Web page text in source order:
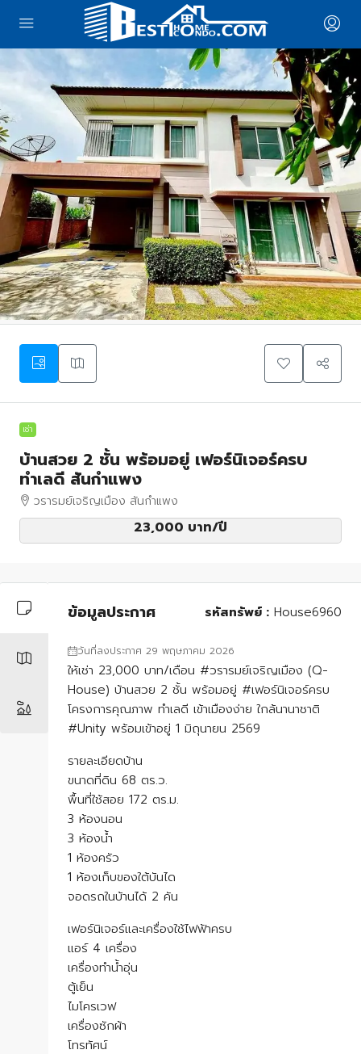
เช่า
บ้านสวย 2 ชั้น พร้อมอยู่ เฟอร์นิเจอร์ครบ
ทำเลดี สันกำแพง
วรารมย์เจริญเมือง สันกำแพง
23,000 บาท/ปี
ข้อมูลประกาศ รหัสทรัพย์ : House6960
วันที่ลงประกาศ 29 พฤษภาคม 2026
ให้เช่า 23,000 บาท/เดือน #วรารมย์เจริญเมือง (Q-
House) บ้านสวย 2 ชั้น พร้อมอยู่ #เฟอร์นิเจอร์ครบ
โครงการคุณภาพ ทำเลดี เข้าเมืองง่าย ใกล้นานาชาติ
#Unity พร้อมเข้าอยู่ 1 มิถุนายน 2569
รายละเอียดบ้าน
ขนาดที่ดิน 68 ตร.ว.
พื้นที่ใช้สอย 172 ตร.ม.
3 ห้องนอน
3 ห้องน้ำ
1 ห้องครัว
1 ห้องเก็บของใต้บันได
จอดรถในบ้านได้ 2 คัน
เฟอร์นิเจอร์และเครื่องใช้ไฟฟ้าครบ
แอร์ 4 เครื่อง
เครื่องทำน้ำอุ่น
ตู้เย็น
ไมโครเวฟ
เครื่องซักผ้า
โทรทัศน์